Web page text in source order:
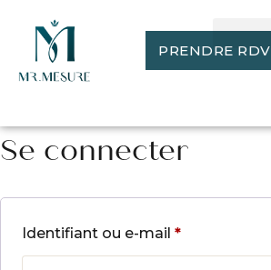
PRENDRE RDV
Se connecter
Identifiant ou e-mail *